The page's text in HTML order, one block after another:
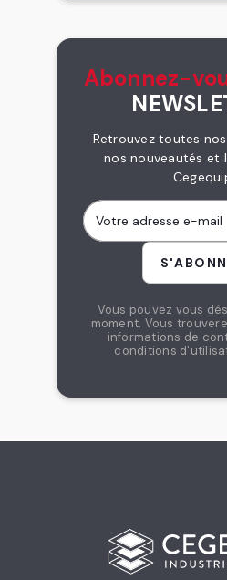
Abonnez-
Retrouvez toutes
nos nouveautés et
Vous pouvez vous
moment. Vous
informations de
conditions